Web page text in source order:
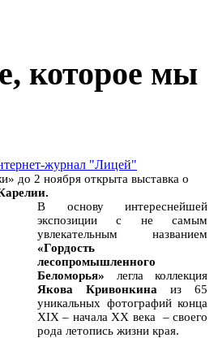
которое мы
журнал "Лицей"
до 2 ноября открыта выставка о
В основу интереснейшей
экспозиции с не самым
увлекательным названием
«Гордость
лесопромышленного
Беломорья» легла коллекция
Якова Кривонкина из 65
уникальных фотографий конца
XIX – начала XX века – своего
рода летопись жизни края.